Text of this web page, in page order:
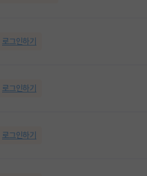
로그인하기
로그인하기
로그인하기